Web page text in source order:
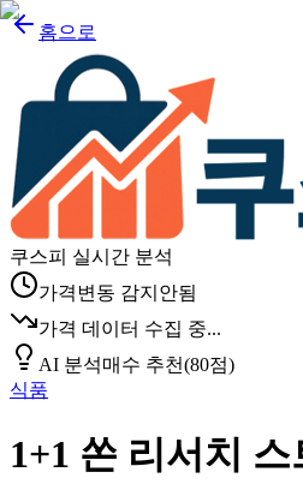
홈으로
쿠스피 실시간 분석
가격변동 감지안됨
가격 데이터 수집 중...
AI 분석매수 추천(80점)
식품
1+1 쏜 리서치